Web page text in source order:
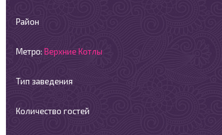
Район
Метро: Верхние Котлы
Тип заведения
Количество гостей